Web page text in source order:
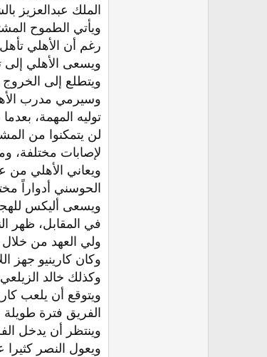
الملك عبدالعزيز
ويأتي الطموح
رغم أن الأهلي تأهل إلى دور الـ16 من
ويسعى الأهلي إلى
ويتطلع إلى الخروج
وسيرمي مدرب
توليه المهمة،
لن يتمكنوا من
لإصابات مختلفة،
ويعاني الأهلي من
الحوسني أدواراً
ويسعى أليكس
في المقابل، ظهر
ولي العهد من خلال
وكان كارينيو جهز
وكذلك خالد
ويتوقع أن يلعب
الفريق فترة
وينتظر أن يدخل
ويعول النصر